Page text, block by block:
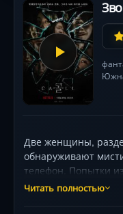
Две женщины,
обнаруживают
телефон. Попытки
чередой
Читать полностью